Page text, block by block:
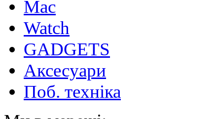
Mac
Watch
GADGETS
Аксесуари
Поб. техніка